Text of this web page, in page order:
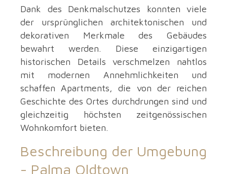
Dank des Denkmalschutzes konnten viele
der ursprünglichen architektonischen und
dekorativen Merkmale des Gebäudes
bewahrt werden. Diese einzigartigen
historischen Details verschmelzen nahtlos
mit modernen Annehmlichkeiten und
schaffen Apartments, die von der reichen
Geschichte des Ortes durchdrungen sind und
gleichzeitig höchsten zeitgenössischen
Wohnkomfort bieten.
Beschreibung der Umgebung
- Palma Oldtown